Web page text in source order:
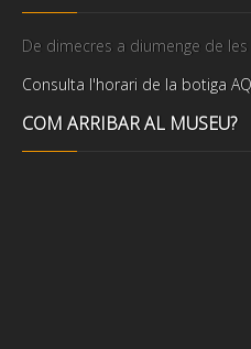
De dimecres a diumenge de
Consulta l'horari de la botiga
COM ARRIBAR AL MUSEU?